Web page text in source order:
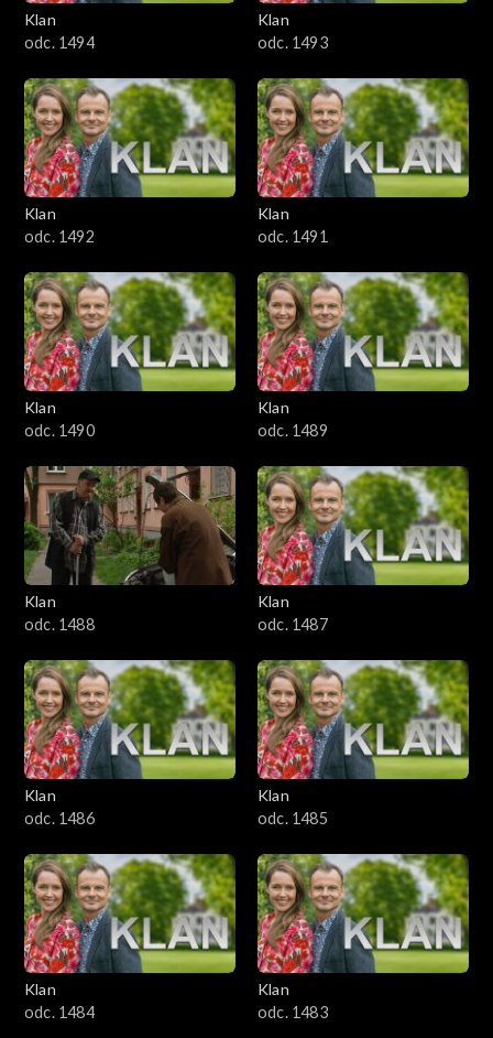
3201–3300
3101–3200
3001–3100
2901–3000
2801–2900
2701–2800
2501–2600
2401–2500
2301–2400
2201–2300
2101–2200
2001–2100
1901–2000
1801–1900
1701–1800
1601–1700
Klan
odc. 1494
Klan
odc. 1493
Klan
odc. 1492
Klan
odc. 1491
Klan
odc. 1490
Klan
odc. 1489
Klan
odc. 1488
Klan
odc. 1487
Klan
odc. 1486
Klan
odc. 1485
Klan
odc. 1484
Klan
odc. 1483